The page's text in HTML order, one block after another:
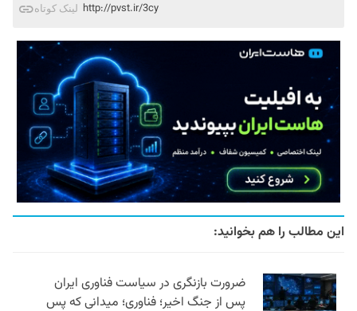
لینک کوتاه http://pvst.ir/3cy
این مطالب را هم بخوانید:
ضرورت بازنگری در سیاست فناوری ایران
پس از جنگ اخیر؛ فناوری؛ میدانی که پس